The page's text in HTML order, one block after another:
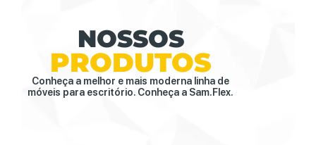
NOSSOS
PRODUTOS
Conheça a melhor e mais moderna linha de
móveis para escritório. Conheça a Sam.Flex.